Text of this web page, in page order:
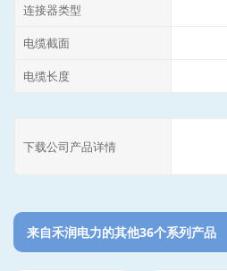
连接器类型
电缆截面
电缆长度
下载公司产品详情
来自禾润电力的其他36个系列产品‎